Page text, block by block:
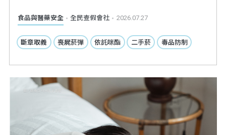
食品與醫藥安全 全民查假會社 2026.07.27
斷章取義 喪屍菸彈 依託咪酯 二手菸 毒品防制